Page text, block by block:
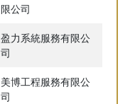
限公司
盈力系統服務有限公
司
美博工程服務有限公
司